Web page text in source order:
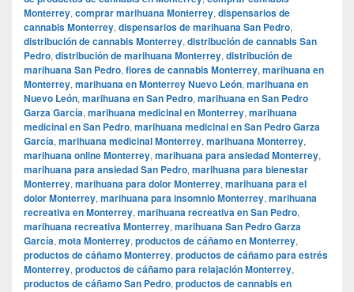
Monterrey, comprar marihuana Monterrey, dispensarios de
cannabis Monterrey, dispensarios de marihuana San Pedro,
distribución de cannabis Monterrey, distribución de cannabis San
Pedro, distribución de marihuana Monterrey, distribución de
marihuana San Pedro, flores de cannabis Monterrey, marihuana en
Monterrey, marihuana en Monterrey Nuevo León, marihuana en
Nuevo León, marihuana en San Pedro, marihuana en San Pedro
Garza García, marihuana medicinal en Monterrey, marihuana
medicinal en San Pedro, marihuana medicinal en San Pedro Garza
García, marihuana medicinal Monterrey, marihuana Monterrey,
marihuana online Monterrey, marihuana para ansiedad Monterrey,
marihuana para ansiedad San Pedro, marihuana para bienestar
Monterrey, marihuana para dolor Monterrey, marihuana para el
dolor Monterrey, marihuana para insomnio Monterrey, marihuana
recreativa en Monterrey, marihuana recreativa en San Pedro,
marihuana recreativa Monterrey, marihuana San Pedro Garza
García, mota Monterrey, productos de cáñamo en Monterrey,
productos de cáñamo Monterrey, productos de cáñamo para estrés
Monterrey, productos de cáñamo para relajación Monterrey,
productos de cáñamo San Pedro, productos de cannabis en